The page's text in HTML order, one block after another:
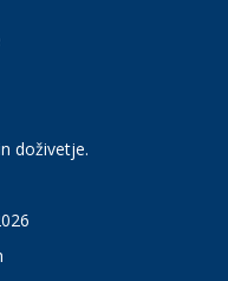
doživetje.